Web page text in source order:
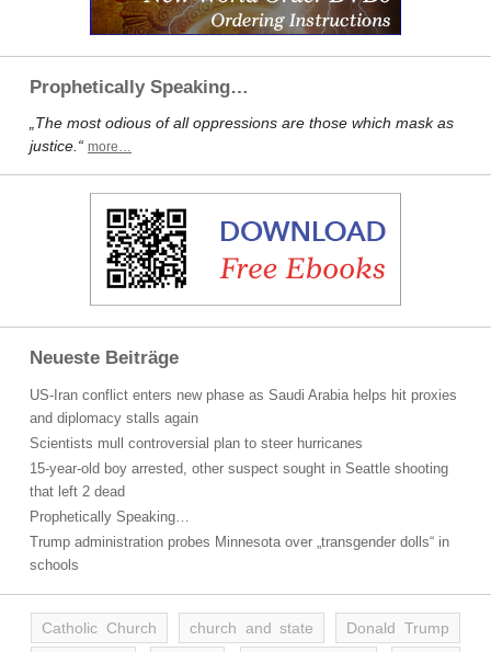
Prophetically Speaking…
„The most odious of all oppressions are those which mask as
justice.“ more…
Neueste Beiträge
US-Iran conflict enters new phase as Saudi Arabia helps hit proxies
and diplomacy stalls again
Scientists mull controversial plan to steer hurricanes
15-year-old boy arrested, other suspect sought in Seattle shooting
that left 2 dead
Prophetically Speaking…
Trump administration probes Minnesota over „transgender dolls“ in
schools
Catholic Church church and state
Donald Trump